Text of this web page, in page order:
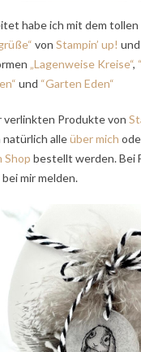
habe ich mit dem
von Stampin’ up!
„Lagenweise Kreise“,
und “Garten Eden“
verlinkten Produkte von
natürlich alleüber mich
Shop bestellt werden. Bei
mir melden.